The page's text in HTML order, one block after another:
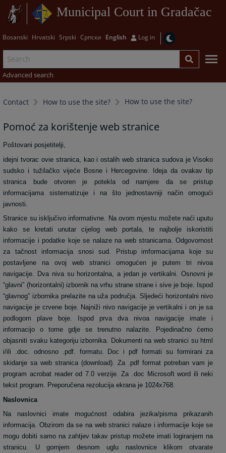
Municipal Court in Gradačac
Bosanski Hrvatski Srpski Српски English Log in
Advanced search
Contact How to use the site? How to use the site?
Pomoć za korištenje web stranice
Poštovani posjetitelji,
idejni tvorac ovie stranica, kao i ostalih web stranica sudova je Visoko
sudsko i tužilačko vijeće Bosne i Hercegovine. Ideja da ovakav tip
stranica bude otvoren je potekla od namjere da se pristup
informacijama sistematizuje i na što jednostavniji način omogući
javnosti.
Stranice su isključivo informativne. Na ovom mjestu možete naći uputu
kako se kretati unutar cijelog web portala, te najbolje iskoristiti
informacije i podatke koje se nalaze na web stranicama. Odgovornost
za tačnost informacija snosi sud. Pristup imformacijama koje su
postavljene na ovoj web stranici omogućen je putem tri nivoa
navigacije. Dva niva su horizontalna, a jedan je vertikalni. Osnovni je
“glavni” (horizontalni) izbornik na vrhu strane strane i sive je boje. Ispod
“glavnog” izbornika prelazite na uža područja. Sljedeći horizontalni nivo
navigacije je crvene boje. Najniži nivo navigacije je vertikalni i on je sa
podlogom plave boje. Ispod prva dva nivoa navigacije imate i
informacijo o tome gdje se trenutno nalazite. Pojedinačno ćemo
objasniti svaku kategoriju izbornika. Dokumenti na web stranici su html
i/ili .doc. odnosno .pdf. formatu. Doc i pdf formati su formirani za
skidanje sa web stranica (download). Za .pdf format potreban vam je
program acrobat reader od 7.0 verzije. Za .doc Microsoft word ili neki
tekst program. Preporučena rezolucija ekrana je 1024x768.
Naslovnica
Na naslovnici imate mogućnost odabira jezika/pisma prikazanih
informacija. Obzirom da se na web stranici nalaze i informacije koje se
mogu dobiti samo na zahtjev takav pristup možete imati logiranjem na
stranicu. U gornjem desnom uglu naslovnice klikom otvarate